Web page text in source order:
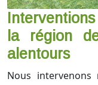
la région
alentours
Nous